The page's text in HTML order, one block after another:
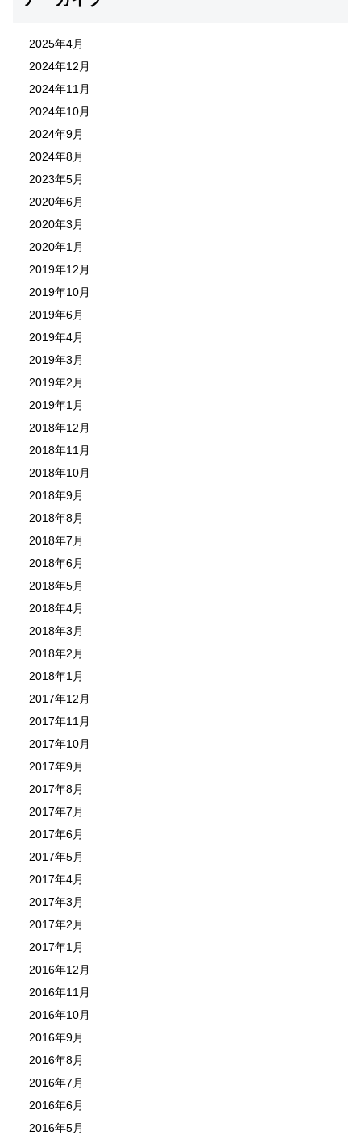
2025年4月
2024年12月
2024年11月
2024年10月
2024年9月
2024年8月
2023年5月
2020年6月
2020年3月
2020年1月
2019年12月
2019年10月
2019年6月
2019年4月
2019年3月
2019年2月
2019年1月
2018年12月
2018年11月
2018年10月
2018年9月
2018年8月
2018年7月
2018年6月
2018年5月
2018年4月
2018年3月
2018年2月
2018年1月
2017年12月
2017年11月
2017年10月
2017年9月
2017年8月
2017年7月
2017年6月
2017年5月
2017年4月
2017年3月
2017年2月
2017年1月
2016年12月
2016年11月
2016年10月
2016年9月
2016年8月
2016年7月
2016年6月
2016年5月